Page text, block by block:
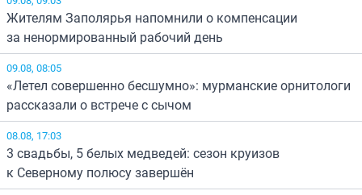
Жителям Заполярья напомнили о компенсации
за ненормированный рабочий день
09.08, 08:05
«Летел совершенно бесшумно»: мурманские орнитологи
рассказали о встрече с сычом
08.08, 17:03
3 свадьбы, 5 белых медведей: сезон круизов
к Северному полюсу завершён